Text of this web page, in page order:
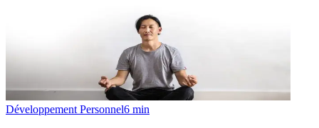
Développement Personnel6 min